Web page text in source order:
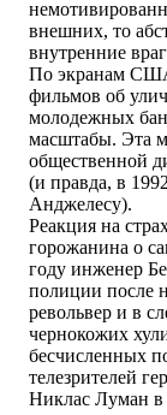
внешних, то
внутренние
По экранам США
фильмов об
молодежных
масштабы. Эта
общественной
(и правда, в
Анджелесу).
Реакция на
горожанина о
году инженер
полиции после
револьвер и в
чернокожих
бесчисленных
телезрителей
Никлас Луман в